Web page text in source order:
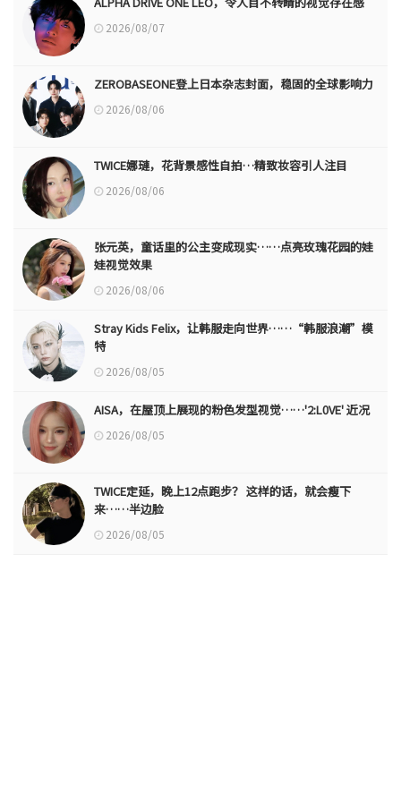
2026/08/07
ZEROBASEONE登上日本杂志封面，稳固的全球影响力
2026/08/06
TWICE娜璉，花背景感性自拍…精致妆容引人注目
2026/08/06
张元英，童话里的公主变成现实……点亮玫瑰花园的娃
娃视觉效果
2026/08/06
Stray Kids Felix，让韩服走向世界……“韩服浪潮”模
特
2026/08/05
AISA，在屋顶上展现的粉色发型视觉……'2:L0VE' 近况
2026/08/05
TWICE定延，晚上12点跑步？ 这样的话，就会瘦下
来……半边脸
2026/08/05